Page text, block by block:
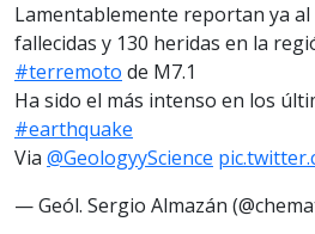
Lamentablemente reportan ya
fallecidas y 130 heridas en la
#terremoto de M7.1
Ha sido el más intenso en los
#earthquake
Via @GeologyyScience
— Geól. Sergio Almazán